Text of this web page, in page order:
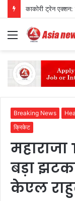
Menu
Breaking News
क्रिकेट
बड़ा
केएल